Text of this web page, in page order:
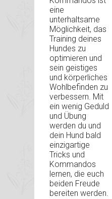
eine
unterhaltsame
Möglichkeit, das
Training deines
Hundes zu
optimieren und
sein geistiges
und körperliches
Wohlbefinden zu
verbessern. Mit
ein wenig Geduld
und Übung
werden du und
dein Hund bald
einzigartige
Tricks und
Kommandos
lernen, die euch
beiden Freude
bereiten werden.